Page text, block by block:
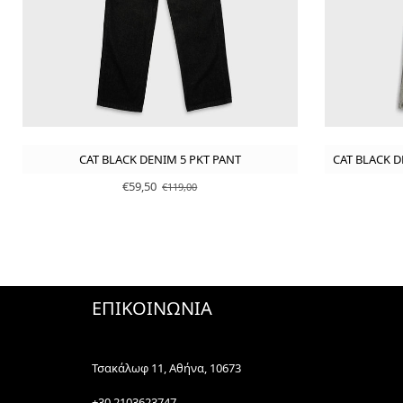
CAT BLACK DENIM 5 PKT PANT
€59,50 €119,00
CAT BLACK
ΕΠΙΚΟΙΝΩΝΙΑ
Τσακάλωφ 11, Αθήνα, 10673